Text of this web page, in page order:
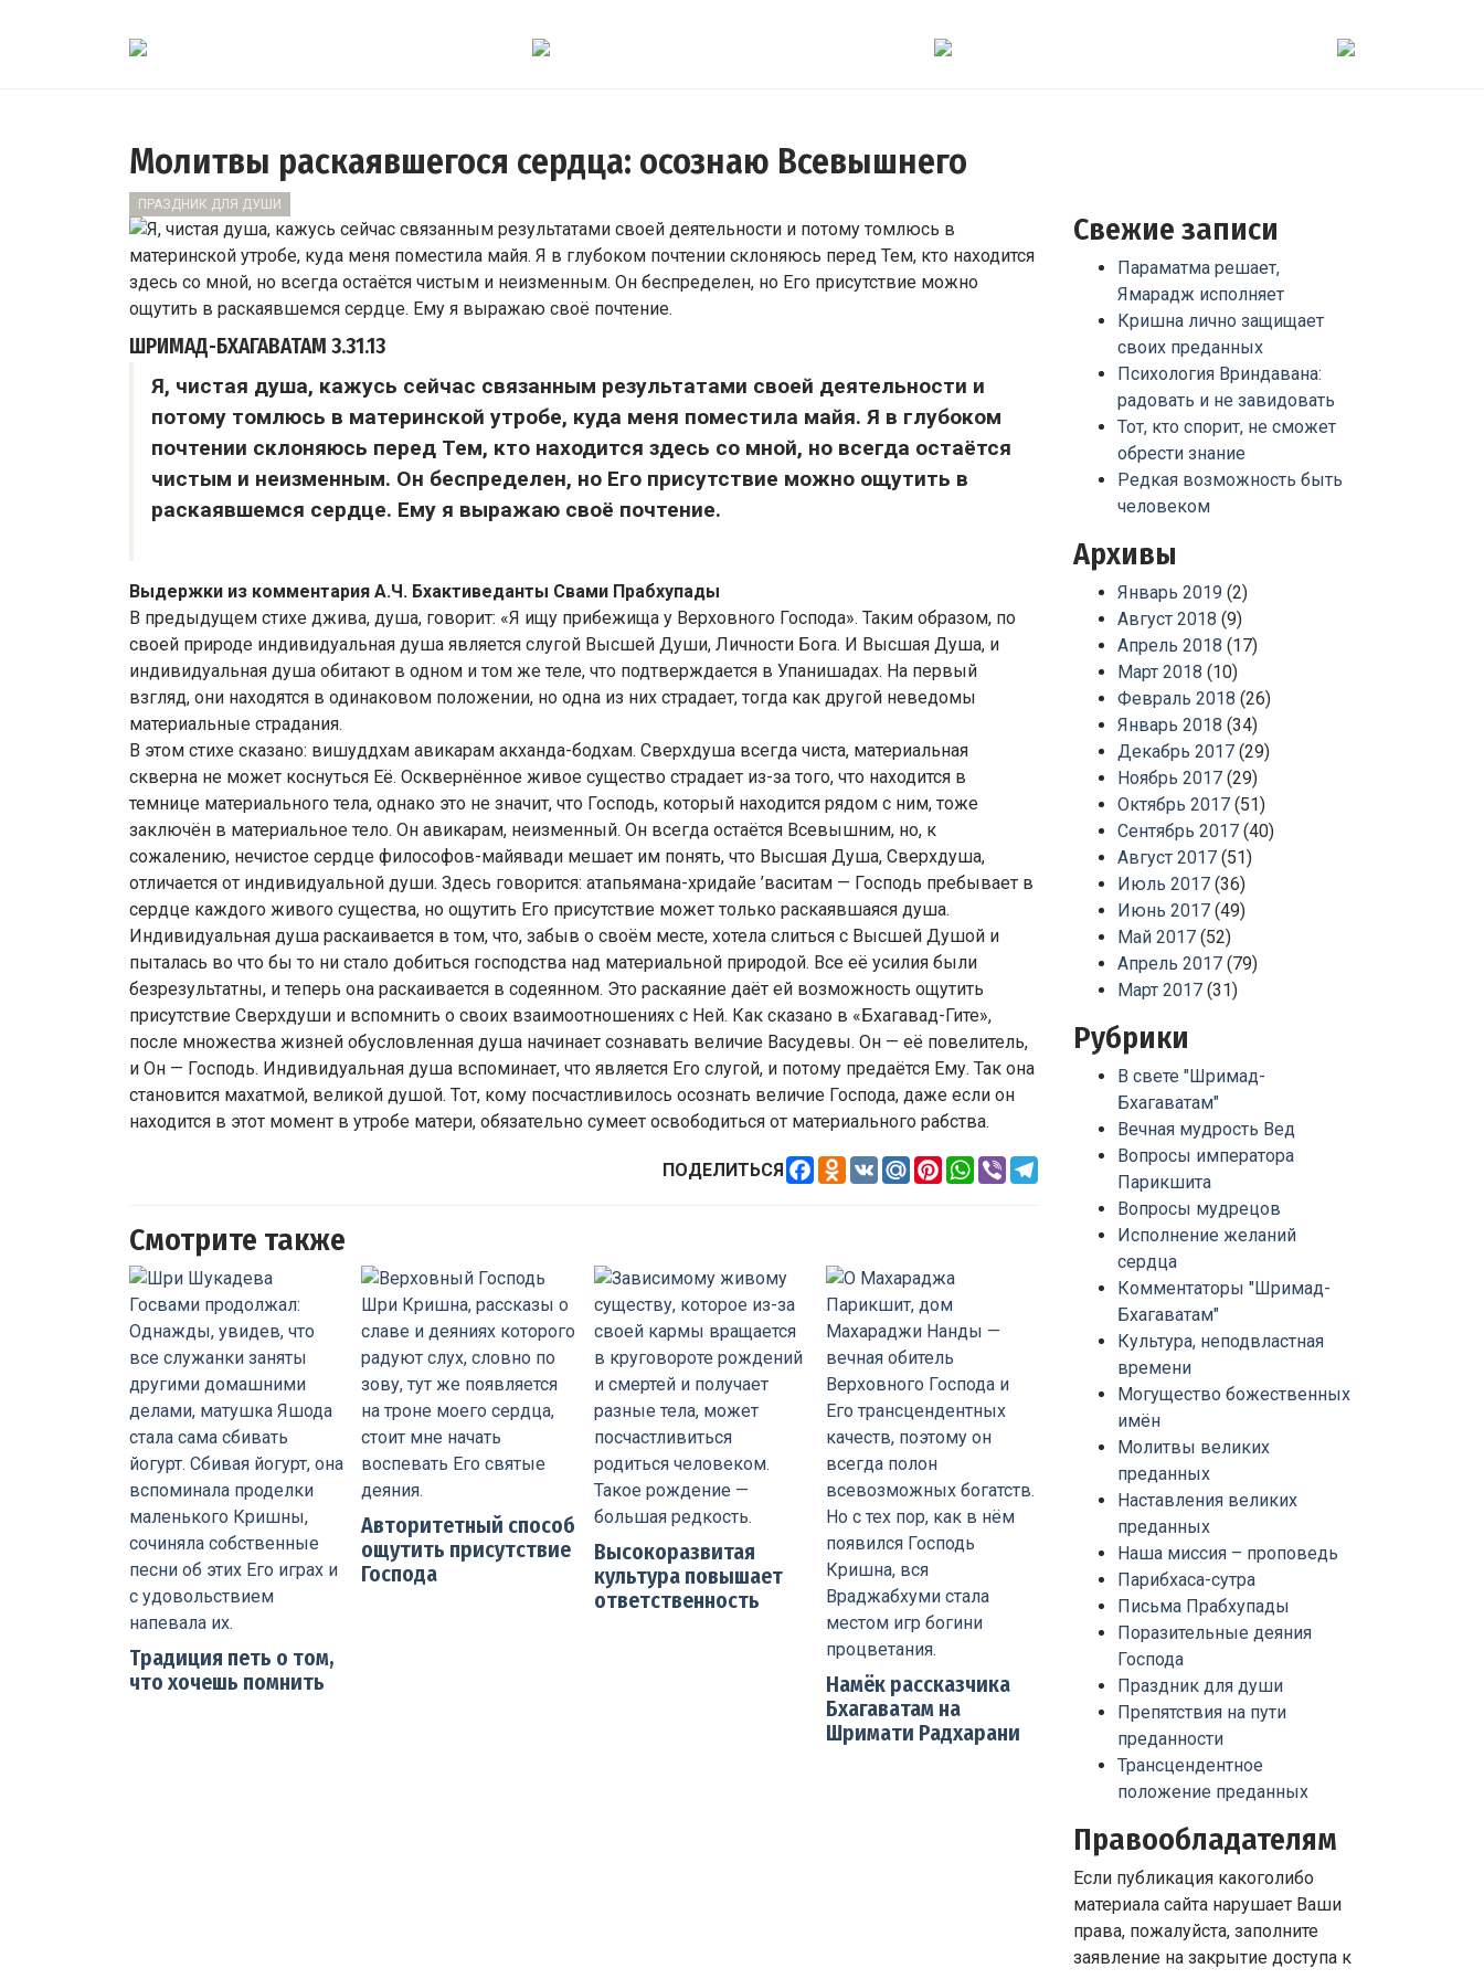
Молитвы раскаявшегося сердца: осознаю Всевышнего
ПРАЗДНИК ДЛЯ ДУШИ
ШРИМАД-БХАГАВАТАМ 3.31.13
Я, чистая душа, кажусь сейчас связанным результатами своей деятельности и
потому томлюсь в материнской утробе, куда меня поместила майя. Я в глубоком
почтении склоняюсь перед Тем, кто находится здесь со мной, но всегда остаётся
чистым и неизменным. Он беспределен, но Его присутствие можно ощутить в
раскаявшемся сердце. Ему я выражаю своё почтение.
Выдержки из комментария А.Ч. Бхактиведанты Свами Прабхупады
В предыдущем стихе джива, душа, говорит: «Я ищу прибежища у Верховного Господа». Таким образом, по
своей природе индивидуальная душа является слугой Высшей Души, Личности Бога. И Высшая Душа, и
индивидуальная душа обитают в одном и том же теле, что подтверждается в Упанишадах. На первый
взгляд, они находятся в одинаковом положении, но одна из них страдает, тогда как другой неведомы
материальные страдания.
В этом стихе сказано: вишуддхам авикарам акханда-бодхам. Сверхдуша всегда чиста, материальная
скверна не может коснуться Её. Осквернённое живое существо страдает из-за того, что находится в
темнице материального тела, однако это не значит, что Господь, который находится рядом с ним, тоже
заключён в материальное тело. Он авикарам, неизменный. Он всегда остаётся Всевышним, но, к
сожалению, нечистое сердце философов-майявади мешает им понять, что Высшая Душа, Сверхдуша,
отличается от индивидуальной души. Здесь говорится: атапьямана-хридайе ’васитам — Господь пребывает в
сердце каждого живого существа, но ощутить Его присутствие может только раскаявшаяся душа.
Индивидуальная душа раскаивается в том, что, забыв о своём месте, хотела слиться с Высшей Душой и
пыталась во что бы то ни стало добиться господства над материальной природой. Все её усилия были
безрезультатны, и теперь она раскаивается в содеянном. Это раскаяние даёт ей возможность ощутить
присутствие Сверхдуши и вспомнить о своих взаимоотношениях с Ней. Как сказано в «Бхагавад-Гите»,
после множества жизней обусловленная душа начинает сознавать величие Васудевы. Он — её повелитель,
и Он — Господь. Индивидуальная душа вспоминает, что является Его слугой, и потому предаётся Ему. Так она
становится махатмой, великой душой. Тот, кому посчастливилось осознать величие Господа, даже если он
находится в этот момент в утробе матери, обязательно сумеет освободиться от материального рабства.
ПОДЕЛИТЬСЯ Facebook
Odnoklassniki
VK Mail.RuPinterestWhatsApp
Viber Telegram
Смотрите также
Традиция петь о том,
что хочешь помнить
Авторитетный способ
ощутить присутствие
Господа
Высокоразвитая
культура повышает
ответственность
Намёк рассказчика
Бхагаватам на
Шримати Радхарани
Свежие записи
Параматма решает,
Ямарадж исполняет
Кришна лично защищает
своих преданных
Психология Вриндавана:
радовать и не завидовать
Тот, кто спорит, не сможет
обрести знание
Редкая возможность быть
человеком
Архивы
Январь 2019 (2)
Август 2018 (9)
Апрель 2018 (17)
Март 2018 (10)
Февраль 2018 (26)
Январь 2018 (34)
Декабрь 2017 (29)
Ноябрь 2017 (29)
Октябрь 2017 (51)
Сентябрь 2017 (40)
Август 2017 (51)
Июль 2017 (36)
Июнь 2017 (49)
Май 2017 (52)
Апрель 2017 (79)
Март 2017 (31)
Рубрики
В свете "Шримад-
Бхагаватам"
Вечная мудрость Вед
Вопросы императора
Парикшита
Вопросы мудрецов
Исполнение желаний
сердца
Комментаторы "Шримад-
Бхагаватам"
Культура, неподвластная
времени
Могущество божественных
имён
Молитвы великих
преданных
Наставления великих
преданных
Наша миссия – проповедь
Парибхаса-сутра
Письма Прабхупады
Поразительные деяния
Господа
Праздник для души
Препятствия на пути
преданности
Трансцендентное
положение преданных
Правообладателям
Если публикация какоголибо
материала сайта нарушает Ваши
права, пожалуйста, заполните
заявление на закрытие доступа к